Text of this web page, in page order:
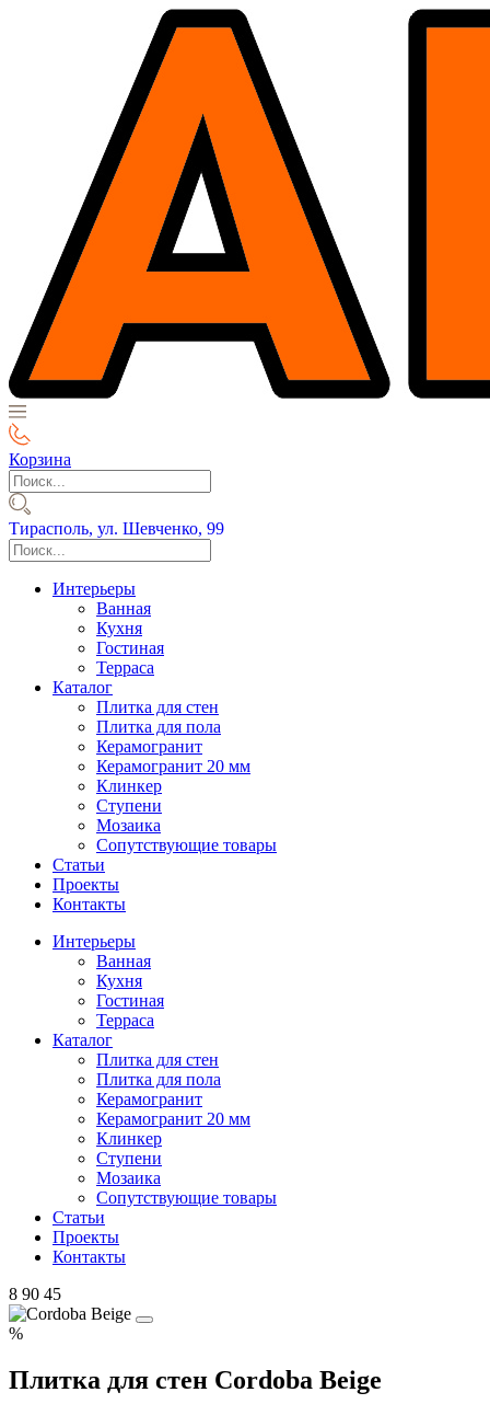
Корзина
Тирасполь, ул. Шевченко, 99
Интерьеры
Ванная
Кухня
Гостиная
Терраса
Каталог
Плитка для стен
Плитка для пола
Керамогранит
Керамогранит 20 мм
Клинкер
Ступени
Мозаика
Сопутствующие товары
Статьи
Проекты
Контакты
Интерьеры
Ванная
Кухня
Гостиная
Терраса
Каталог
Плитка для стен
Плитка для пола
Керамогранит
Керамогранит 20 мм
Клинкер
Ступени
Мозаика
Сопутствующие товары
Статьи
Проекты
Контакты
8 90 45
%
Плитка для стен Cordoba Beige